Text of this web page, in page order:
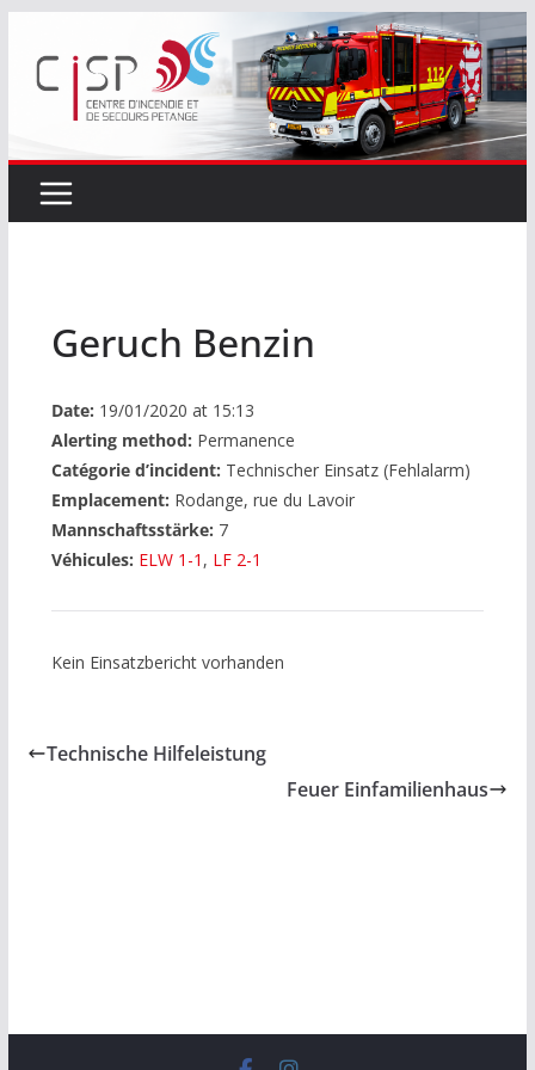
contenu
Geruch Benzin
Date: 19/01/2020 at 15:13
Alerting method: Permanence
Catégorie d’incident: Technischer Einsatz (Fehlalarm)
Emplacement: Rodange, rue du Lavoir
Mannschaftsstärke: 7
Véhicules: ELW 1-1 , LF 2-1
Kein Einsatzbericht vorhanden
Technische Hilfeleistung
Feuer Einfamilienhaus